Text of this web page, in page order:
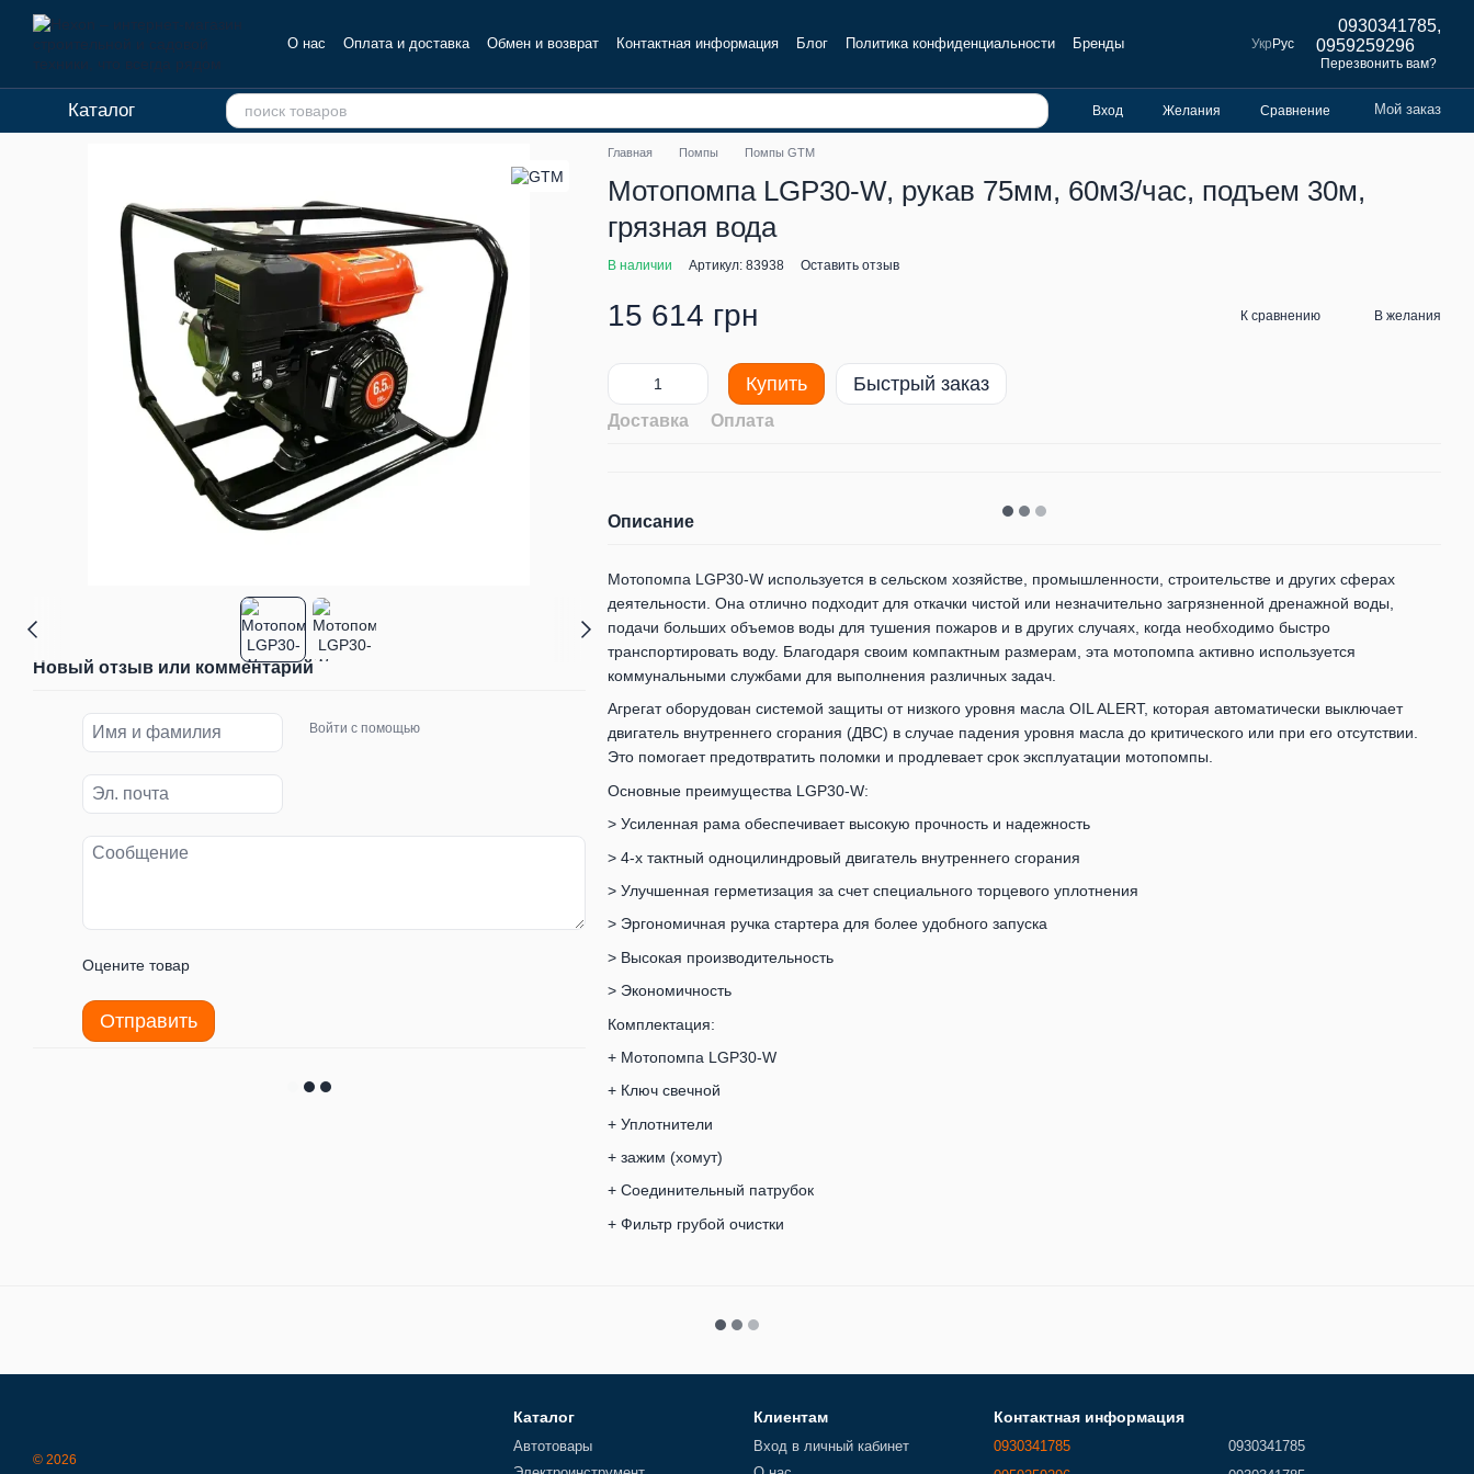
Перейти к основному контенту
О нас Оплата и доставка Обмен и возврат Контактная информация Блог Политика конфиденциальности
Бренды
Укр Рус
0930341785,
0959259296
Перезвонить вам?
Каталог Вход Желания Сравнение Мой заказ
Новый отзыв или комментарий
Войти с помощью
Оцените товар
Отправить
Главная Помпы Помпы GTM
Мотопомпа LGP30-W, рукав 75мм, 60м3/час, подъем 30м,
грязная вода
В наличии Артикул: 83938 Оставить отзыв
15 614 грн К сравнению В желания
Купить Быстрый заказ
Доставка Оплата
Описание
Мотопомпа LGP30-W используется в сельском хозяйстве, промышленности, строительстве и других сферах
деятельности. Она отлично подходит для откачки чистой или незначительно загрязненной дренажной воды,
подачи больших объемов воды для тушения пожаров и в других случаях, когда необходимо быстро
транспортировать воду. Благодаря своим компактным размерам, эта мотопомпа активно используется
коммунальными службами для выполнения различных задач.
Агрегат оборудован системой защиты от низкого уровня масла OIL ALERT, которая автоматически выключает
двигатель внутреннего сгорания (ДВС) в случае падения уровня масла до критического или при его отсутствии.
Это помогает предотвратить поломки и продлевает срок эксплуатации мотопомпы.
Основные преимущества LGP30-W:
> Усиленная рама обеспечивает высокую прочность и надежность
> 4-х тактный одноцилиндровый двигатель внутреннего сгорания
> Улучшенная герметизация за счет специального торцевого уплотнения
> Эргономичная ручка стартера для более удобного запуска
> Высокая производительность
> Экономичность
Комплектация:
+ Мотопомпа LGP30-W
+ Ключ свечной
+ Уплотнители
+ зажим (хомут)
+ Соединительный патрубок
+ Фильтр грубой очистки
© 2026
Каталог
Автотовары
Клиентам
Вход в личный кабинет
Контактная информация
0930341785
0930341785